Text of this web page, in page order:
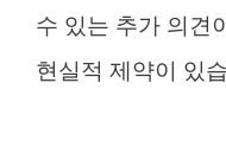
수 있는 추가 의견
현실적 제약이 있